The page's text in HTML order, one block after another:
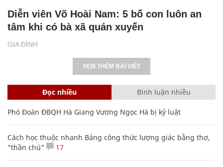
GIA ĐÌNH
Diễn viên Võ Hoài Nam: 5 bố con luôn an
tâm khi có bà xã quán xuyến
XEM THÊM BÀI VIẾT
Đọc nhiều Bình luận nhiều
Phó Đoàn ĐBQH Hà Giang Vương Ngọc Hà bị kỷ luật
Cách học thuộc nhanh Bảng công thức lượng giác bằng thơ,
"thần chú"
17